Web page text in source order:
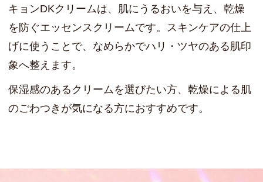
乾燥の季節にも負けず、しっとりしていてもちもち
の肌でいられます。
さらりとしているので夏も使い心地よいです!
初めての購入
2025/10/06 投稿者：みっちゃん おすすめレベ
★★★★
肌が弱い為、ドキドキしながら塗って見ましたが今
キョンDKクリームは、肌にうるおいを与え、乾燥
を防ぐエッセンスクリームです。スキンケアの仕上
げに使うことで、なめらかでハリ・ツヤのある肌印
象へ整えます。
保湿感のあるクリームを選びたい方、乾燥による肌
のごわつきが気になる方におすすめです。